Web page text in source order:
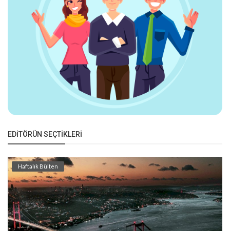
EDITÖRÜN SEÇTIKLERI
Haftalık Bülten